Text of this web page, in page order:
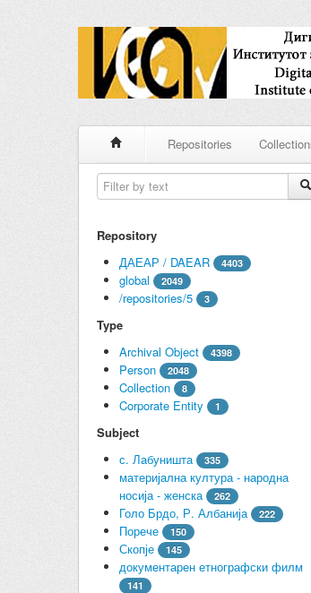
Repositories
Repository
ДАЕАР / DAEAR
4403
global 2049
/repositories/5 3
Type
Archival Object
4398
Person 2048
Collection 8
Corporate Entity 1
Subject
с. Лабуништа
335
материјална култура - народна
носија - женска
262
Голо Брдо, Р. Албанија 222
Порече 150
Скопје 145
документарен етнографски филм
141